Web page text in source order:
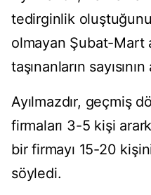
tedirginlik
olmayan Şubat-Mart
taşınanların
Ayılmazdır, geçmiş
firmaları 3-5 kişi
bir firmayı 15-20
söyledi.